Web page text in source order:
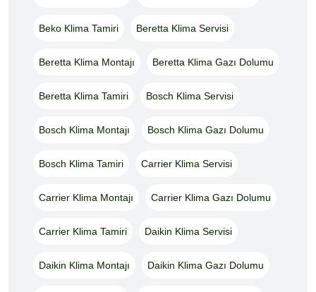
Beko Klima Tamiri Beretta Klima Servisi
Beretta Klima Montajı Beretta Klima Gazı Dolumu
Beretta Klima Tamiri Bosch Klima Servisi
Bosch Klima Montajı Bosch Klima Gazı Dolumu
Bosch Klima Tamiri Carrier Klima Servisi
Carrier Klima Montajı Carrier Klima Gazı Dolumu
Carrier Klima Tamiri Daikin Klima Servisi
Daikin Klima Montajı Daikin Klima Gazı Dolumu